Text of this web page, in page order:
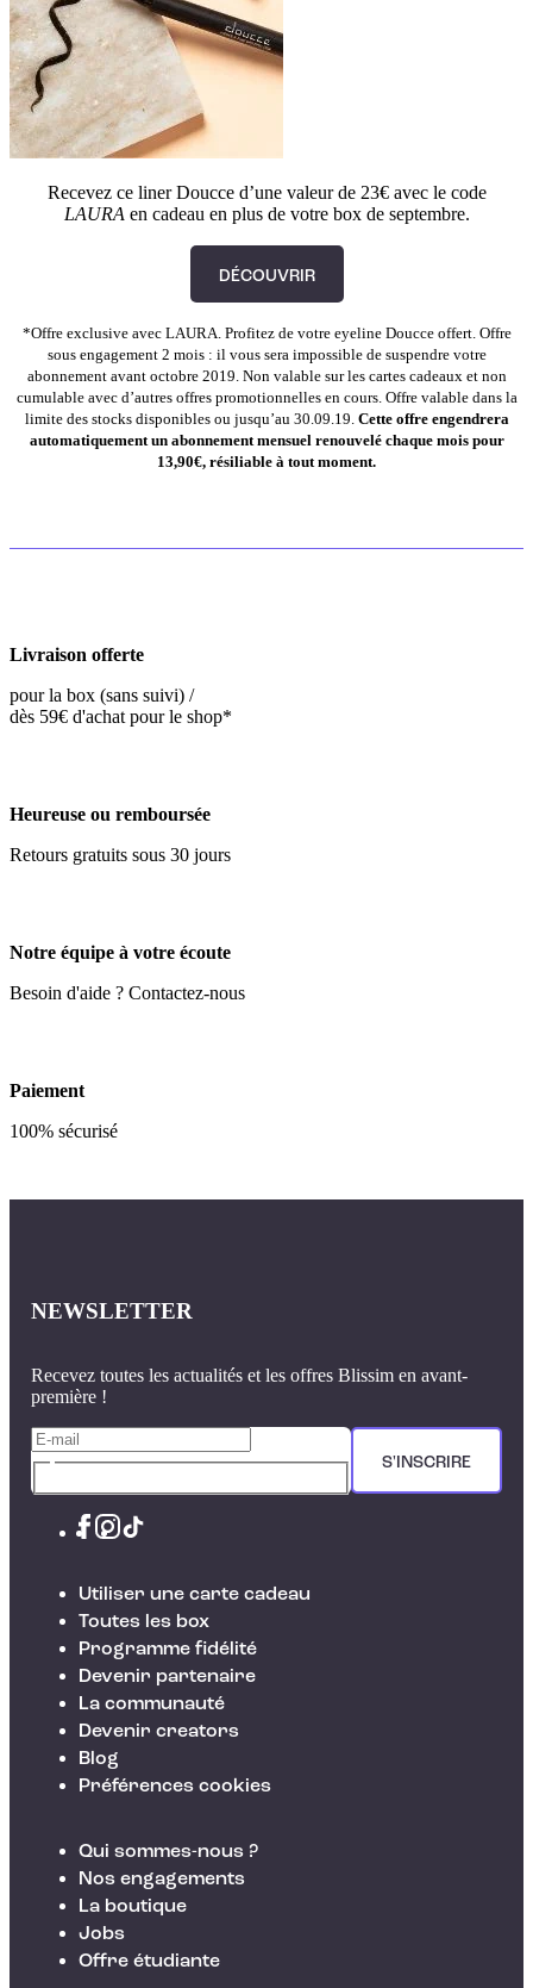
Recevez ce liner Doucce d’une valeur de 23€ avec le code
LAURA en cadeau en plus de votre box de septembre.
DÉCOUVRIR
*Offre exclusive avec LAURA. Profitez de votre eyeline Doucce offert. Offre
sous engagement 2 mois : il vous sera impossible de suspendre votre
abonnement avant octobre 2019. Non valable sur les cartes cadeaux et non
cumulable avec d’autres offres promotionnelles en cours. Offre valable dans la
limite des stocks disponibles ou jusqu’au 30.09.19. Cette offre engendrera
automatiquement un abonnement mensuel renouvelé chaque mois pour
13,90€, résiliable à tout moment.
Livraison offerte
pour la box (sans suivi) /
dès 59€ d'achat pour le shop*
Heureuse ou remboursée
Retours gratuits sous 30 jours
Notre équipe à votre écoute
Besoin d'aide ? Contactez-nous
Paiement
100% sécurisé
NEWSLETTER
Recevez toutes les actualités et les offres Blissim en avant-
première !
S'INSCRIRE
Utiliser une carte cadeau
Toutes les box
Programme fidélité
Devenir partenaire
La communauté
Devenir creators
Blog
Préférences cookies
Qui sommes-nous ?
Nos engagements
La boutique
Jobs
Offre étudiante